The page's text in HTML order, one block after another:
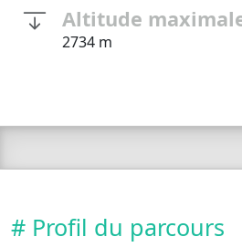
Altitude
2734 m
# Profil du parcours